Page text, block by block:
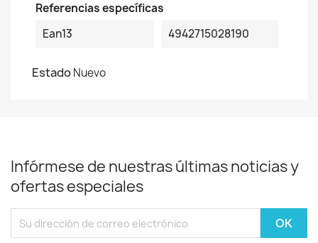
Referencias específicas
Ean13
4942715028190
EstadoNuevo
Infórmese de nuestras últimas noticias y
ofertas especiales